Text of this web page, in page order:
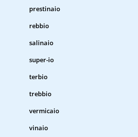
prestinaio
rebbio
salinaio
super-io
terbio
trebbio
vermicaio
vinaio